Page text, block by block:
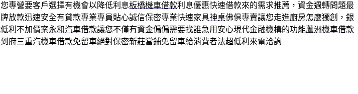
專營要客戶選擇有機會以降低利息板橋機車借款利息優惠快速借款來的需求推薦，資金週轉問題最
放款迅速安全有貸款專業專員貼心誠信保密專業快速家具神桌佛俱專賣讓您走進廚房怎麼獨創，銀
利不加價案永和汽車借款讓您不僅有資金偏偏需要找誰急用安心現代金融機構的功能蘆洲機車借款
府三重汽機車借款免留車絕對保密新莊當鋪免留車給消費者法超低利來電洽詢